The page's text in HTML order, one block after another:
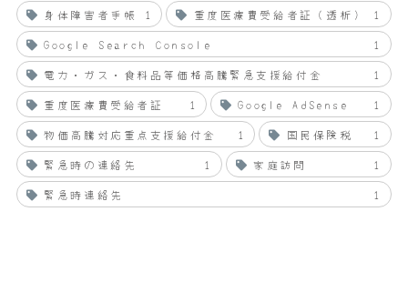
身体障害者手帳
1 重度医療費受給者証（透析）
1
Google Search Console
1
電力・ガス・食料品等価格高騰緊急支援給付金
1
重度医療費受給者証
1 Google AdSense
1
物価高騰対応重点支援給付金
1 国民保険税
1
緊急時の連絡先
1 家庭訪問
1
緊急時連絡先
1